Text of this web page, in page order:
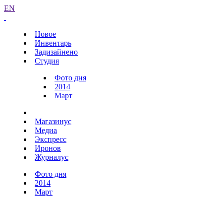
EN
Новое
Инвентарь
Задизайнено
Студия
Фото дня
2014
Март
Магазинус
Медиа
Экспресс
Иронов
Журналус
Фото дня
2014
Март